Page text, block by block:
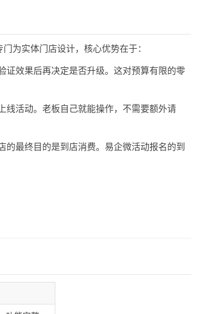
为实体门店设计，核心优势在于：
证效果后再决定是否升级。这对预算有限的零
线活动。老板自己就能操作，不需要额外请
最终目的是到店消费。易企微活动报名的到